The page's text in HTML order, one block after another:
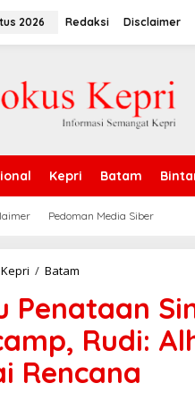
2026 Redaksi Disclaimer
Kepri Batam
Pedoman Media Siber
Kepri / Batam
n
j
a
u
P
e
Penataan
Rudi:
Rencana